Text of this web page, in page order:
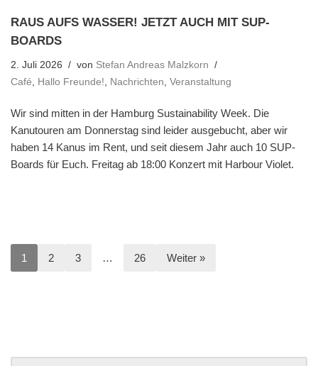
RAUS AUFS WASSER! JETZT AUCH MIT SUP-
BOARDS
2. Juli 2026 von Stefan Andreas Malzkorn
Café
Hallo Freunde! Nachrichten Veranstaltung
Wir sind mitten in der Hamburg Sustainability Week. Die
Kanutouren am Donnerstag sind leider ausgebucht, aber wir
haben 14 Kanus im Rent, und seit diesem Jahr auch 10 SUP-
Boards für Euch. Freitag ab 18:00 Konzert mit Harbour Violet.
1 2 3 … 26 Weiter »